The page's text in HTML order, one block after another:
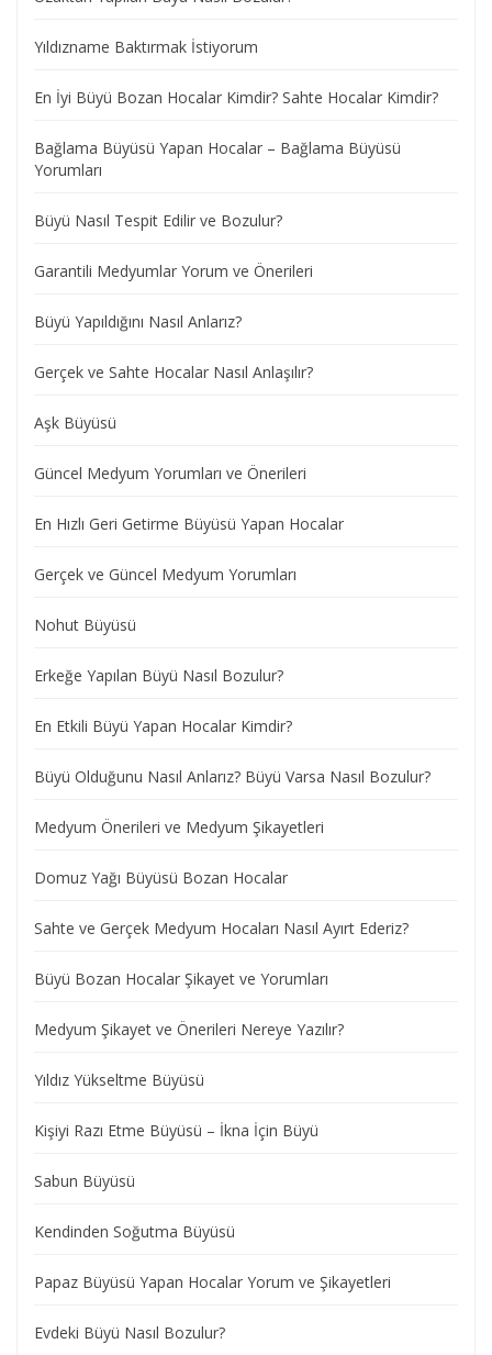
Yıldızname Baktırmak İstiyorum
En İyi Büyü Bozan Hocalar Kimdir? Sahte Hocalar Kimdir?
Bağlama Büyüsü Yapan Hocalar – Bağlama Büyüsü
Yorumları
Büyü Nasıl Tespit Edilir ve Bozulur?
Garantili Medyumlar Yorum ve Önerileri
Büyü Yapıldığını Nasıl Anlarız?
Gerçek ve Sahte Hocalar Nasıl Anlaşılır?
Aşk Büyüsü
Güncel Medyum Yorumları ve Önerileri
En Hızlı Geri Getirme Büyüsü Yapan Hocalar
Gerçek ve Güncel Medyum Yorumları
Nohut Büyüsü
Erkeğe Yapılan Büyü Nasıl Bozulur?
En Etkili Büyü Yapan Hocalar Kimdir?
Büyü Olduğunu Nasıl Anlarız? Büyü Varsa Nasıl Bozulur?
Medyum Önerileri ve Medyum Şikayetleri
Domuz Yağı Büyüsü Bozan Hocalar
Sahte ve Gerçek Medyum Hocaları Nasıl Ayırt Ederiz?
Büyü Bozan Hocalar Şikayet ve Yorumları
Medyum Şikayet ve Önerileri Nereye Yazılır?
Yıldız Yükseltme Büyüsü
Kişiyi Razı Etme Büyüsü – İkna İçin Büyü
Sabun Büyüsü
Kendinden Soğutma Büyüsü
Papaz Büyüsü Yapan Hocalar Yorum ve Şikayetleri
Evdeki Büyü Nasıl Bozulur?